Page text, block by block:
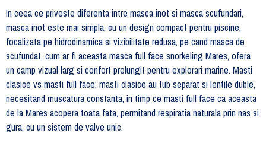
In ceea ce priveste diferenta intre masca inot si masca scufundari,
masca inot este mai simpla, cu un design compact pentru piscine,
focalizata pe hidrodinamica si vizibilitate redusa, pe cand masca de
scufundat, cum ar fi aceasta masca full face snorkeling Mares, ofera
un camp vizual larg si confort prelungit pentru explorari marine. Masti
clasice vs masti full face: masti clasice au tub separat si lentile duble,
necesitand muscatura constanta, in timp ce masti full face ca aceasta
de la Mares acopera toata fata, permitand respiratia naturala prin nas si
gura, cu un sistem de valve unic.